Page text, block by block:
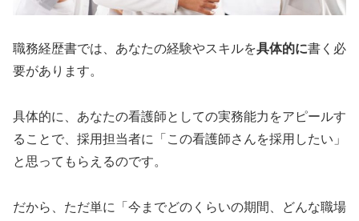
職務経歴書では、あなたの経験やスキルを具体的に書く必
要があります。
具体的に、あなたの看護師としての実務能力をアピールす
ることで、採用担当者に「この看護師さんを採用したい」
と思ってもらえるのです。
だから、ただ単に「今までどのくらいの期間、どんな職場